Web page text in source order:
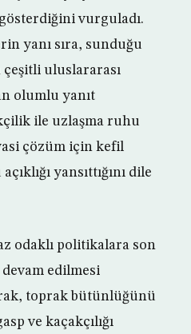
vurguladı.
yanı sıra, sunduğu
uluslararası
olumlu yanıt
ile uzlaşma ruhu
çözüm için kefil
yansıttığını dile
odaklı politikalara son
edilmesi
toprak bütünlüğünü
ve kaçakçılığı